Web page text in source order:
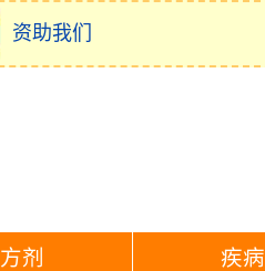
资助我们
方剂 疾病